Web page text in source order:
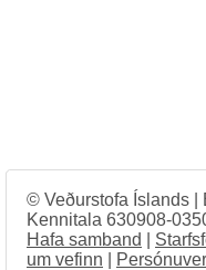
© Veðurstofa Íslands |
Kennitala 630908-
Hafa samband
um vefinn